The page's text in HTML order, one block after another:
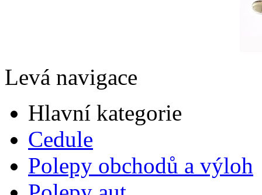
Levá navigace
Hlavní kategorie
Cedule
Polepy obchodů a výloh